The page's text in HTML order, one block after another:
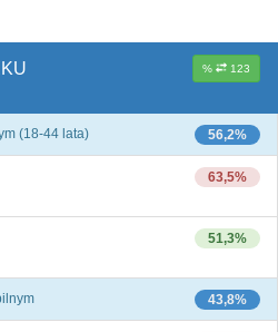
% 123
56,2%
(18-44 lata)
63,5%
51,3%
43,8%